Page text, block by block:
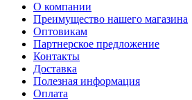
О компании
Преимущество нашего магазина
Оптовикам
Партнерское предложение
Контакты
Доставка
Полезная информация
Оплата